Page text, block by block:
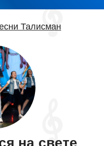
Талисман
на свете